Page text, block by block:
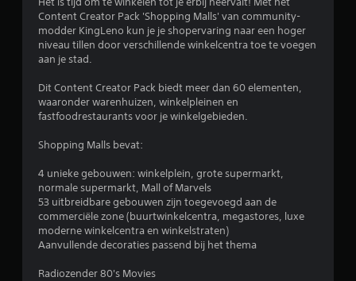
Content Creator Pack 'Shopping Malls' van community-
modder KingLeno kun je je shopervaring naar een hoger
niveau tillen door verschillende winkelcentra toe te voegen
aan je stad.
Dit Content Creator Pack biedt meer dan 60 elementen,
waaronder warenhuizen, winkelpleinen en
fastfoodrestaurants voor je winkelgebieden.
Shopping Malls bevat:
4 unieke gebouwen: winkelplein, grote supermarkt,
normale supermarkt, Mall of Marvels
53 uitbreidbare gebouwen zijn toegevoegd aan de
commerciële zone (buurtwinkelcentra, megastores, luxe
moderne winkelcentra en winkelstraten)
Aanvullende decoraties passend bij het thema
Radiozender 80's Movies